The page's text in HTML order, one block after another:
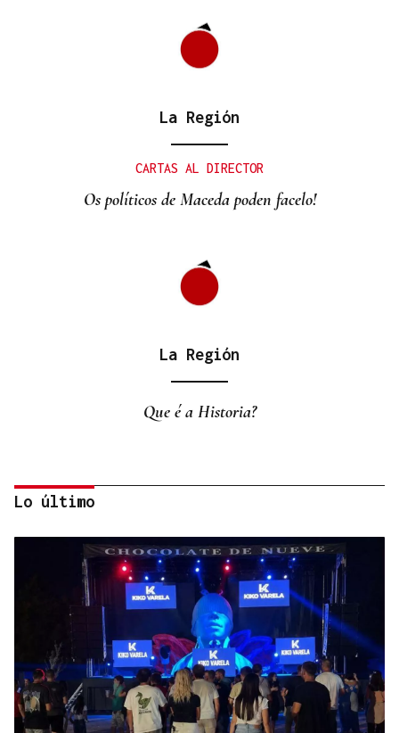
La Región
CARTAS AL DIRECTOR
Os políticos de Maceda poden facelo!
La Región
Que é a Historia?
La Región
Fronteras
Lo último